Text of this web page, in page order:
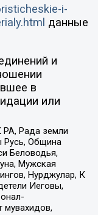
i-
данные
и
в
или
РА, Рада земли
Русь, Община
Беловодья,
Мужская
Нурджулар, К
Иеговы,
мувахидов,